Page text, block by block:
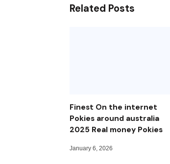
Related Posts
Finest On the internet
Pokies around australia
2025 Real money Pokies
January 6, 2026